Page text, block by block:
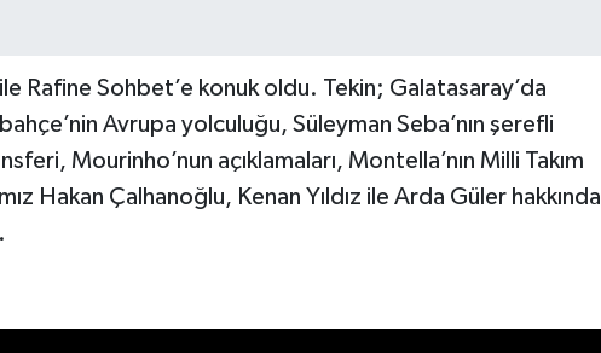
Rafine Sohbet’e konuk oldu. Tekin; Galatasaray’da
Avrupa yolculuğu, Süleyman Seba’nın şerefli
Mourinho’nun açıklamaları, Montella’nın Milli Takım
Hakan Çalhanoğlu, Kenan Yıldız ile Arda Güler hakkında